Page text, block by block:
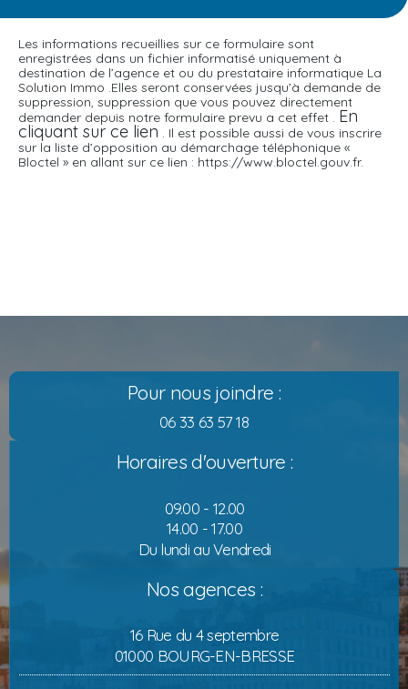
Les informations recueillies sur ce formulaire sont
enregistrées dans un fichier informatisé uniquement à
destination de l’agence et ou du prestataire informatique La
Solution Immo .Elles seront conservées jusqu’à demande de
suppression, suppression que vous pouvez directement
demander depuis notre formulaire prevu a cet effet . En
cliquant sur ce lien . Il est possible aussi de vous inscrire
sur la liste d’opposition au démarchage téléphonique «
Bloctel » en allant sur ce lien : https://www.bloctel.gouv.fr.
Pour nous joindre :
06 33 63 57 18
Horaires d'ouverture :
09.00 - 12.00
14.00 - 17.00
Du lundi au Vendredi
Nos agences :
16 Rue du 4 septembre
01000 BOURG-EN-BRESSE